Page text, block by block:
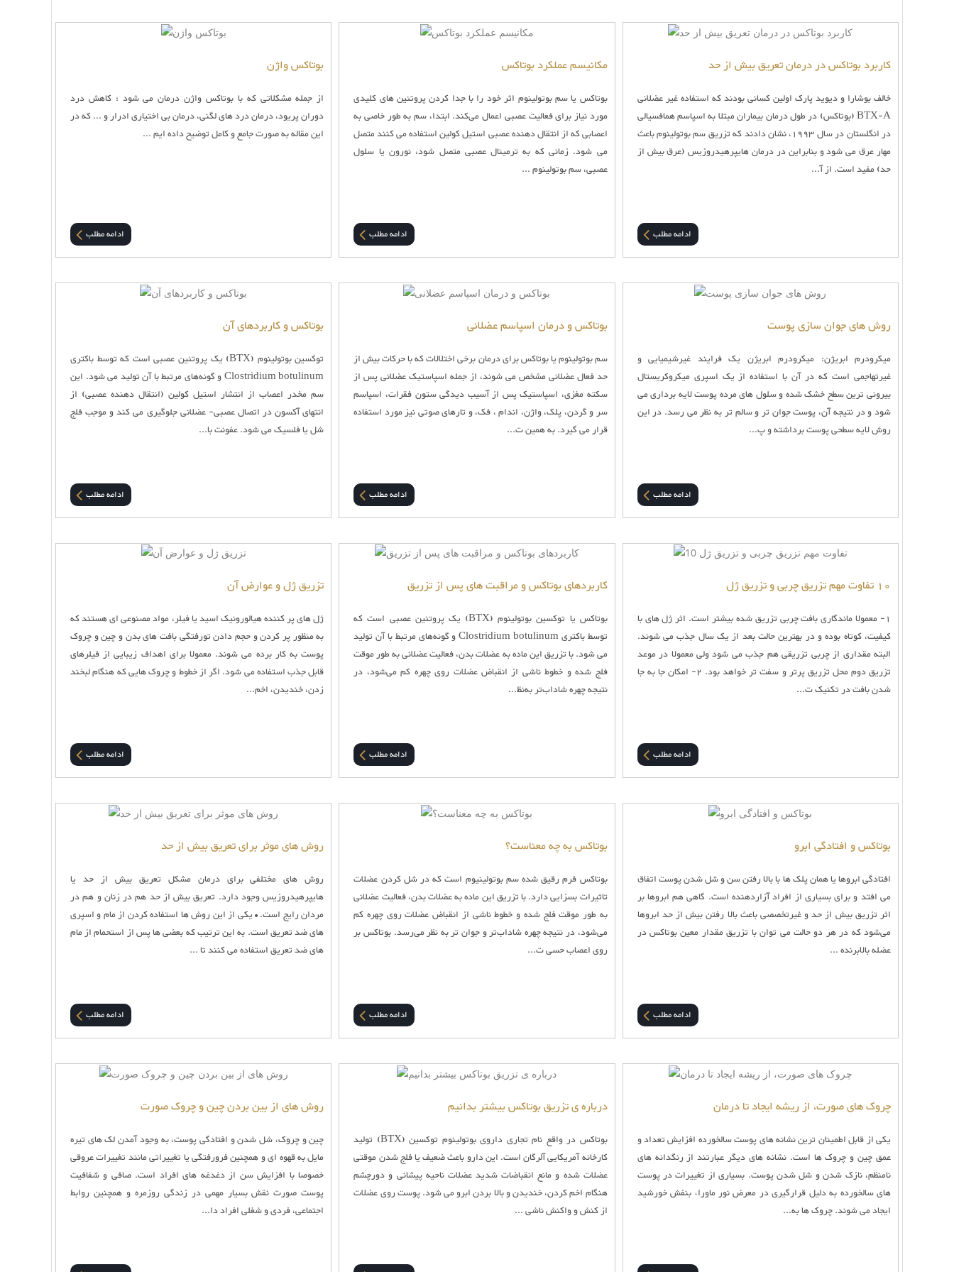
بوتاکس واژن
از جمله مشکلاتی که با بوتاکس واژن درمان می شود : کاهش درد
دوران پریود، درمان درد های لگنی، درمان بی اختیاری ادرار و ... که در
این مقاله به صورت جامع و کامل توضیح داده ایم ...
ادامه مطلب
مکانیسم عملکرد بوتاکس
بوتاکس یا سم بوتولینوم اثر خود را با جدا کردن پروتئین های کلیدی
مورد نیاز برای فعالیت عصبی اعمال می‌کند. ابتدا، سم به طور خاصی به
اعصابی که از انتقال دهنده عصبی استیل کولین استفاده می کنند متصل
می شود. زمانی که به ترمینال عصبی متصل شود، نورون یا سلول
عصبی، سم بوتولینوم ...
ادامه مطلب
کاربرد بوتاکس در درمان تعریق بیش از حد
خالف بوشارا و دیوید پارک اولین کسانی بودند که استفاده غیر عضلانی
BTX-A (بوتاکس) در طول درمان بیماران مبتلا به اسپاسم همافسیالی
در انگلستان در سال 1993، نشان دادند که تزریق سم بوتولینوم باعث
مهار عرق می شود و بنابراین در درمان هایپرهیدروزیس (عرق بیش از
حد) مفید است. از آ...
ادامه مطلب
بوتاکس و کاربردهای آن
توکسین بوتولینوم (BTX) یک پروتئین عصبی است که توسط باکتری
Clostridium botulinum و گونه‌های مرتبط با آن تولید می شود. این
سم مخدر اعصاب از انتشار استیل کولین (انتقال دهنده عصبی) از
انتهای آکسون در اتصال عصبی- عضلانی جلوگیری می کند و موجب فلج
شل یا فلسیک می شود. عفونت با...
ادامه مطلب
بوتاکس و درمان اسپاسم عضلانی
سم بوتولینوم یا بوتاکس برای درمان برخی اختلالات که با حرکات بیش از
حد فعال عضلانی مشخص می شوند، از جمله اسپاستیک عضلانی پس از
سکته مغزی، اسپاستیک پس از آسیب دیدگی ستون فقرات، اسپاسم
سر و گردن، پلک، واژن، اندام ، فک، و تارهای صوتی نیز مورد استفاده
قرار می گیرد. به همین ت...
ادامه مطلب
روش های جوان‌ سازی پوست
میکرودرم ابریژن: میکرودرم ابریژن یک فرایند غیرشیمیایی و
غیرتهاجمی است که در آن با استفاده از یک اسپری میکروکریستال
بیرونی ترین سطح خشک شده و سلول های مرده پوست لایه برداری می
شود و در نتیجه آن، پوست جوان تر و سالم تر به نظر می رسد. در این
روش لایه سطحی پوست برداشته و پ...
ادامه مطلب
تزریق ژل و عوارض آن
ژل های پر کننده هیالورونیک اسید یا فیلر، مواد مصنوعی ای هستند که
به منظور پر کردن و حجم دادن تورفتگی بافت های بدن و چین و چروک
پوست به کار برده می شوند. معمولا برای اهداف زیبایی از فیلرهای
قابل جذب استفاده می شود. اگر از خطوط و چروک هایی که هنگام لبخند
زدن، خندیدن، اخم...
ادامه مطلب
کاربردهای بوتاکس و مراقبت های پس از تزریق
بوتاکس یا توکسین بوتولینوم (BTX) یک پروتئین عصبی است که
توسط باکتری Clostridium botulinum و گونه‌های مرتبط با آن تولید
می شود. با تزریق این ماده به عضلات بدن، فعالیت عضلانی به طور موقت
فلج شده و خطوط ناشی از انقباض عضلات روی چهره کم می‌شود، در
نتیجه چهره شاداب‌‌تر به‌نظ...
ادامه مطلب
10 تفاوت مهم تزریق چربی و تزریق ژل
1- معمولا ماندگاری بافت چربی تزریق شده بیشتر است. اثر ژل های با
کیفیت، کوتاه بوده و در بهترین حالت بعد از یک سال جذب می شوند.
البته مقداری از چربی تزریقی هم جذب می شود ولی معمولا در موعد
تزریق دوم محل تزریق پرتر و سفت تر خواهد بود. 2- امکان جا به جا
شدن بافت در تکنیک ت...
ادامه مطلب
روش های موثر برای تعریق بیش از حد
روش های مختلفی برای درمان مشکل تعریق بیش از حد یا
هایپرهیدروزیس وجود دارد. تعریق بیش از حد هم در زنان و هم در
مردان رایج است. • یکی از این روش ها استفاده کردن از مام و اسپری
های ضد تعریق است. به این ترتیب که بعضی ها پس از استحمام از مام
های ضد تعریق استفاده می کنند تا ...
ادامه مطلب
بوتاکس به چه معناست؟
بوتاکس فرم رقیق شده سم بوتولینیوم است که در شل کردن عضلات
تاثیرات بسزایی دارد. با تزریق این ماده به عضلات بدن، فعالیت عضلانی
به طور موقت فلج شده و خطوط ناشی از انقباض عضلات روی چهره کم
می‌شود، در نتیجه چهره شاداب‌‌تر و جوان تر به ‌نظر می‌رسد. بوتاکس بر
روی اعصاب حسی ت...
ادامه مطلب
بوتاکس و افتادگی ابرو
افتادگی ابروها یا همان پلک ها با بالا رفتن سن و شل شدن پوست اتفاق
می افتد و برای بسیاری از افراد آزاردهنده است. گاهی هم ابروها بر
اثر تزریق بیش از حد و غیرتخصصی باعث بالا رفتن بیش از حد ابروها
می‌شود که در هر دو حالت می توان با تزریق مقدار معین بوتاکس در
عضله بالابرنده ...
ادامه مطلب
روش های از بین بردن چین و چروک صورت
چین و چروک، شل شدن و افتادگی پوست، به وجود آمدن لک های تیره
مایل به قهوه ای و همچنین فرو‌رفتگی یا تغییراتی مانند تغییرات عروقی
خصوصا با افزایش سن از دغدغه های افراد است. صافی و شفافیت
پوست صورت نقش بسیار مهمی در زندگی روزمره و همچنین روابط
اجتماعی، فردی و شغلی افراد دا...
درباره ی تزریق بوتاکس بیشتر بدانیم
بوتاکس در واقع نام تجاری داروی بوتولینوم توکسین (BTX) تولید
کارخانه آمریکایی آلرگان است. این دارو باعث ضعیف یا فلج شدن موقتی
عضلات شده و مانع انقباضات شدید عضلات ناحیه پیشانی و دورچشم
هنگام اخم کردن، خندیدن و بالا بردن ابرو می شود. پوست روی عضلات
از کنش و واکنش ناشی ...
چروک های صورت، از ریشه ایجاد تا درمان
یکی از قابل اطمینان ترین نشانه های پوست سالخورده افزایش تعداد و
عمق چین و چروک ها است. نشانه های دیگر عبارتند از رنگدانه های
نامنظم، نازک شدن و شل شدن پوست. بسیاری از تغییرات در پوست
های سالخورده به دلیل قرارگیری در معرض نور ماوراء بنفش خورشید
ایجاد می شوند. چروک ها به...